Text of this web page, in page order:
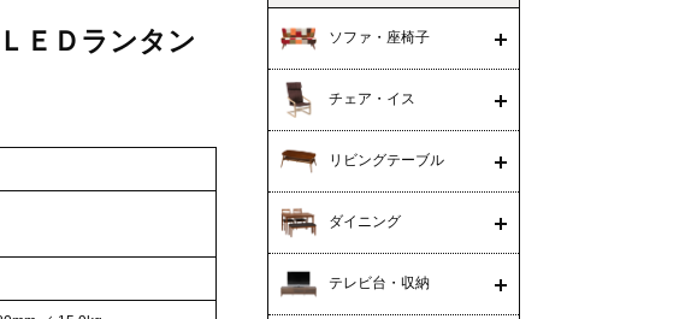
ＥＤランタン
ソファ・座椅子
チェア・イス
リビングテーブル
ダイニング
テレビ台・収納